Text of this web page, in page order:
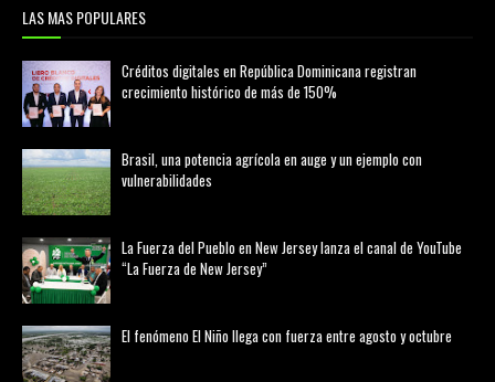
LAS MAS POPULARES
Créditos digitales en República Dominicana registran
crecimiento histórico de más de 150%
Brasil, una potencia agrícola en auge y un ejemplo con
vulnerabilidades
La Fuerza del Pueblo en New Jersey lanza el canal de YouTube
“La Fuerza de New Jersey”
El fenómeno El Niño llega con fuerza entre agosto y octubre